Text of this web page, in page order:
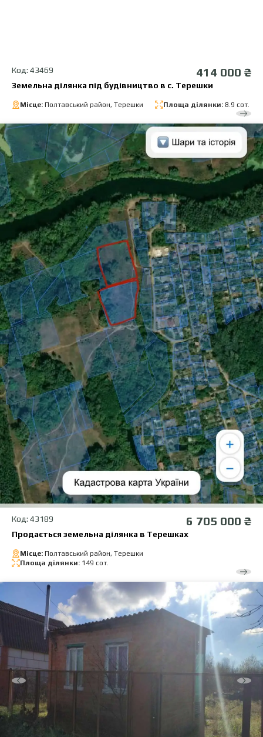
Код: 43469 414 000 ₴
Земельна ділянка під будівництво в с. Терешки
Місце: Полтавський район, Терешки Площа ділянки: 8.9 сот.
Код: 43189 6 705 000 ₴
Продається земельна ділянка в Терешках
Місце: Полтавський район, Терешки
Площа ділянки: 149 сот.